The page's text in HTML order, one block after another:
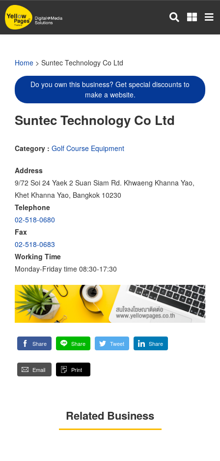
Skip
to
main
Home > Suntec Technology Co Ltd
Do you own this business? Get special discounts to
make a website.
Suntec Technology Co Ltd
Category : Golf Course Equipment
Address
9/72 Soi 24 Yaek 2 Suan Siam Rd. Khwaeng Khanna Yao,
Khet Khanna Yao, Bangkok 10230
Telephone
02-518-0680
Fax
02-518-0683
Working Time
Monday-Friday time 08:30-17:30
Share Share Tweet Share
Email Print
Related Business